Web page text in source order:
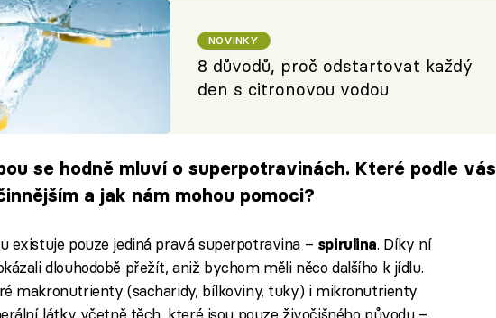
NOVINKY
8 důvodů, proč odstartovat každý
den s citronovou vodou
se hodně mluví o superpotravinách. Které podle vás
a jak nám mohou pomoci?
existuje pouze jediná pravá superpotravina – spirulina. Díky ní
dlouhodobě přežít, aniž bychom měli něco dalšího k jídlu.
makronutrienty (sacharidy, bílkoviny, tuky) i mikronutrienty
látky včetně těch, které jsou pouze živočišného původu –